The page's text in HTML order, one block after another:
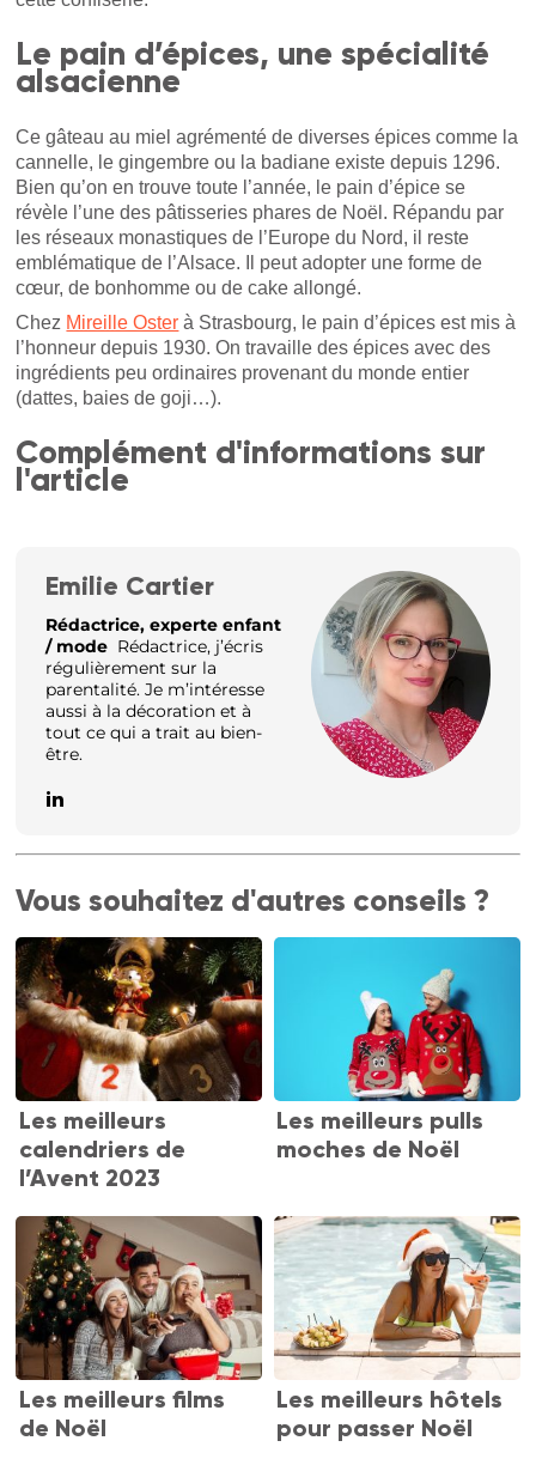
Le pain d’épices, une spécialité
alsacienne
Ce gâteau au miel agrémenté de diverses épices comme la
cannelle, le gingembre ou la badiane existe depuis 1296.
Bien qu’on en trouve toute l’année, le pain d’épice se
révèle l’une des pâtisseries phares de Noël. Répandu par
les réseaux monastiques de l’Europe du Nord, il reste
emblématique de l’Alsace. Il peut adopter une forme de
cœur, de bonhomme ou de cake allongé.
Chez Mireille Oster à Strasbourg, le pain d’épices est mis à
l’honneur depuis 1930. On travaille des épices avec des
ingrédients peu ordinaires provenant du monde entier
(dattes, baies de goji…).
Complément d'informations sur
l'article
Emilie Cartier
Rédactrice, experte enfant
/ mode Rédactrice, j’écris
régulièrement sur la
parentalité. Je m’intéresse
aussi à la décoration et à
tout ce qui a trait au bien-
être.
Vous souhaitez d'autres conseils ?
Les meilleurs
calendriers de
l’Avent 2023
Les meilleurs pulls
moches de Noël
Les meilleurs films
de Noël
Les meilleurs hôtels
pour passer Noël